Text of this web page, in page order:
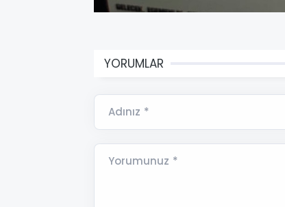
YORUMLAR
Adınız *
Yorumunuz *